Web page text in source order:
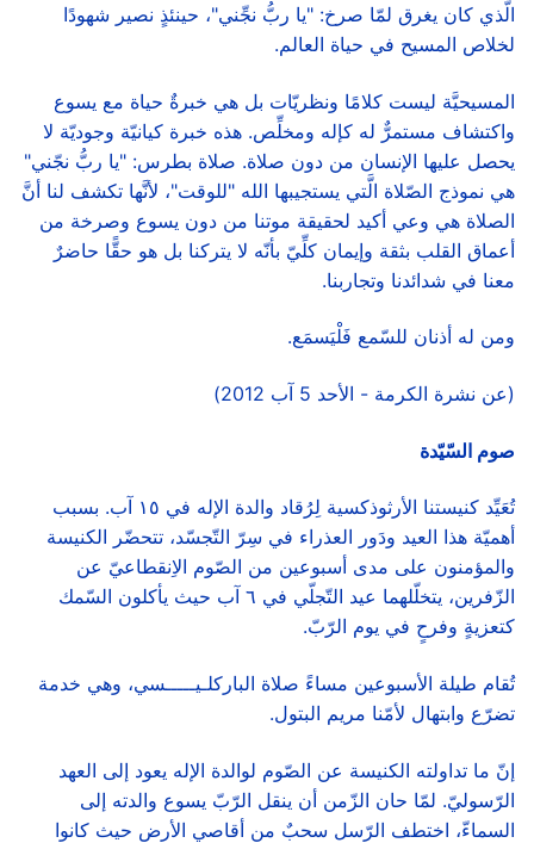
الَّذي كان يغرق لمّا صرخ: "يا ربُّ نجِّني"، حينئذٍ نصير شهودًا
لخلاص المسيح في حياة العالم.
المسيحيَّة ليست كلامًا ونظريّات بل هي خبرةٌ حياة مع يسوع
واكتشاف مستمرٌّ له كإله ومخلِّص. هذه خبرة كيانيّة وجوديّة لا
يحصل عليها الإنسان من دون صلاة. صلاة بطرس: "يا ربُّ نجّني"
هي نموذج الصّلاة الَّتي يستجيبها الله "للوقت"، لأنَّها تكشف لنا أنَّ
الصلاة هي وعي أكيد لحقيقة موتنا من دون يسوع وصرخة من
أعماق القلب بثقة وإيمان كلِّيّ بأنّه لا يتركنا بل هو حقًّا حاضرٌ
معنا في شدائدنا وتجاربنا.
ومن له أذنان للسّمع فَلْيَسمَع.
(عن نشرة الكرمة - الأحد 5 آب 2012)
صوم السّيّدة
تُعَيِّد كنيستنا الأرثوذكسية لِرُقاد والدة الإله في ١٥ آب. بسبب
أهميّة هذا العيد ودَور العذراء في سِرّ التّجسّد، تتحضّر الكنيسة
والمؤمنون على مدى أسبوعين من الصّوم الاِنقطاعيّ عن
الزّفرين، يتخلّلهما عيد التّجلّي في ٦ آب حيث يأكلون السّمك
كتعزيةٍ وفرحٍ في يوم الرّبّ.
تُقام طيلة الأسبوعين مساءً صلاة الباركلـيـــــسي، وهي خدمة
تضرّع وابتهال لأمّنا مريم البتول.
إنّ ما تداولته الكنيسة عن الصّوم لوالدة الإله يعود إلى العهد
الرّسوليّ. لمّا حان الزّمن أن ينقل الرّبّ يسوع والدته إلى
السماءّ، اختطف الرّسل سحبٌ من أقاصي الأرض حيث كانوا